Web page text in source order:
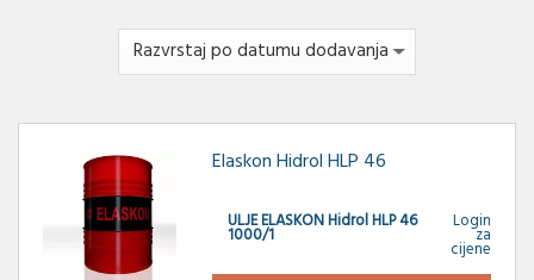
Elaskon Hidrol HLP 46
ULJE ELASKON Hidrol HLP 46
1000/1
Login
za
cijene